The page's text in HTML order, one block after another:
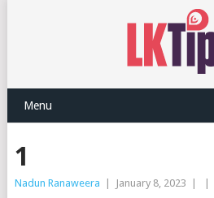
Menu
1
Nadun Ranaweera January 8, 2023